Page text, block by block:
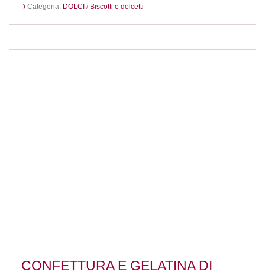
Categoria: DOLCI / Biscotti e dolcetti
CONFETTURA E GELATINA DI